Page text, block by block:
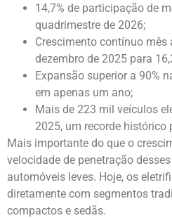
14,7% de participação de
quadrimestre de 2026;
Crescimento contínuo mês
dezembro de 2025 para
Expansão superior a 90%
em apenas um ano;
Mais de 223 mil veículos
2025, um recorde histórico
Mais importante do que o
velocidade de penetração
automóveis leves. Hoje, os
diretamente com segmentos
compactos e sedãs.